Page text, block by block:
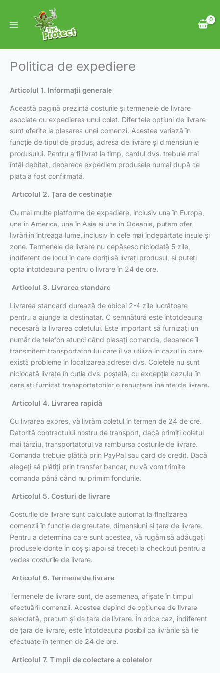
content
Politica de expediere
Articolul 1. Informații generale
Această pagină prezintă costurile și termenele de livrare
asociate cu expedierea unui colet. Diferitele opțiuni de livrare
sunt oferite la plasarea unei comenzi. Acestea variază în
funcție de tipul de produs, adresa de livrare și dimensiunile
produsului. Pentru a fi livrat la timp, cardul dvs. trebuie mai
întâi debitat, deoarece expediem produsele numai după ce
plata a fost confirmată.
Articolul 2. Țara de destinație
Cu mai multe platforme de expediere, inclusiv una în Europa,
una în America, una în Asia și una în Oceania, putem oferi
livrări în întreaga lume, inclusiv în cele mai îndepărtate insule și
zone. Termenele de livrare nu depășesc niciodată 5 zile,
indiferent de locul în care doriți să livrați produsul, și puteți
opta întotdeauna pentru o livrare în 24 de ore.
Articolul 3. Livrarea standard
Livrarea standard durează de obicei 2-4 zile lucrătoare
pentru a ajunge la destinatar. O semnătură este întotdeauna
necesară la livrarea coletului. Este important să furnizați un
număr de telefon atunci când plasați comanda, deoarece îl
transmitem transportatorului care îl va utiliza în cazul în care
există probleme în localizarea adresei dvs. Coletele nu sunt
niciodată livrate în cutia dvs. poștală, cu excepția cazului în
care ați furnizat transportatorilor o renunțare înainte de livrare.
Articolul 4. Livrarea rapidă
Cu livrarea expres, vă livrăm coletul în termen de 24 de ore.
Datorită contractului nostru de transport, dacă primiți coletul
mai târziu, transportatorul va rambursa costurile de livrare.
Comanda trebuie plătită prin PayPal sau card de credit. Dacă
alegeți să plătiți prin transfer bancar, nu vă vom trimite
comanda până când nu primim fondurile.
Articolul 5. Costuri de livrare
Costurile de livrare sunt calculate automat la finalizarea
comenzii în funcție de greutate, dimensiuni și țara de livrare.
Pentru a determina care sunt acestea, vă rugăm să adăugați
produsele dorite în coș și apoi să treceți la checkout pentru a
vedea costurile de livrare.
Articolul 6. Termene de livrare
Termenele de livrare sunt, de asemenea, afișate în timpul
efectuării comenzii. Acestea depind de opțiunea de livrare
selectată, precum și de țara de livrare. În orice caz, indiferent
de țara de livrare, este întotdeauna posibil ca livrările să fie
efectuate în termen de 24 de ore.
Articolul 7. Timpii de colectare a coletelor